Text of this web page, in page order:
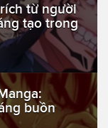
từ người
tạo trong
buồn